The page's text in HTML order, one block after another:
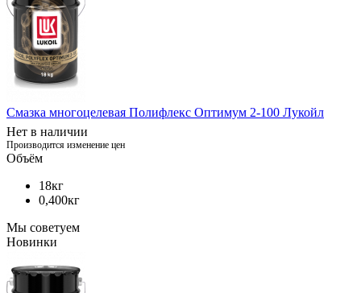
Смазка многоцелевая Полифлекс Оптимум 2-100 Лукойл
Нет в наличии
Производится изменение цен
Объём
18кг
0,400кг
Мы советуем
Новинки